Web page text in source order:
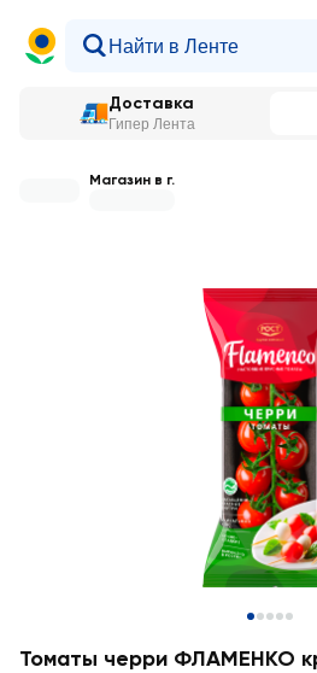
Доставка
Гипер Лента
Магазин в г.
Томаты черри ФЛАМЕНКО